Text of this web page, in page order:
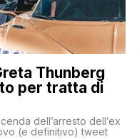
Thunberg
per tratta di
dell’arresto dell’ex
(e definitivo) tweet